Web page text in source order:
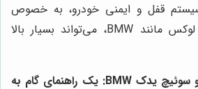
قفل و ایمنی خودرو، به خصوص
برای خودروهای لوکس مانند BMW، می‌تواند بسیار بالا
مراحل ساخت ریموت و سوئیچ یدک BMW: یک راهنمای گام به